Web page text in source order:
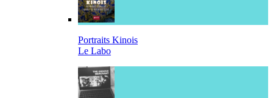
Portraits Kinois
Le Labo